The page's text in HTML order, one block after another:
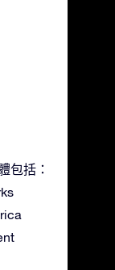
包括：